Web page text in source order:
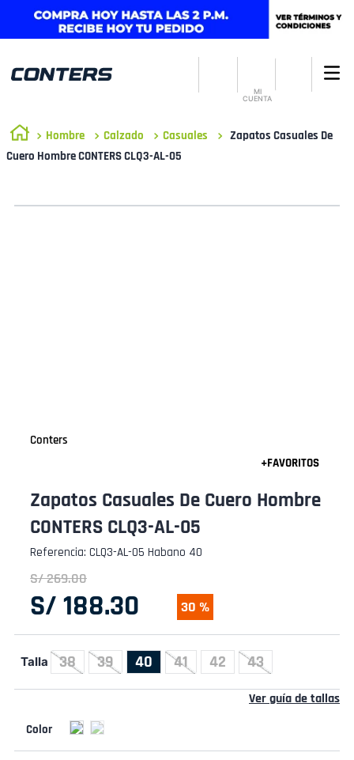
MI
CUENTA
Hombre Calzado Casuales
Zapatos Casuales De
Cuero Hombre CONTERS CLQ3-AL-05
Conters
Zapatos Casuales De Cuero Hombre
CONTERS CLQ3-AL-05
Referencia: CLQ3-AL-05 Habano 40
S/269.00
S/ 188.30 30 %
Talla 38 39 40 41 42 43
Ver guía de tallas